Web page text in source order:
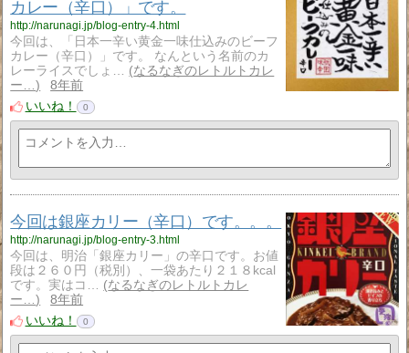
カレー（辛口）」です。
http://narunagi.jp/blog-entry-4.html
今回は、「日本一辛い黄金一味仕込みのビーフ
カレー（辛口）」です。 なんという名前のカ
レーライスでしょ…
なるなぎのレトルトカレ
ー…
8年前
いいね！
0
今回は銀座カリー（辛口）です。。。
http://narunagi.jp/blog-entry-3.html
今回は、明治「銀座カリー」の辛口です。お値
段は２６０円（税別）、一袋あたり２１８kcal
です。実はコ…
なるなぎのレトルトカレ
ー…
8年前
いいね！
0